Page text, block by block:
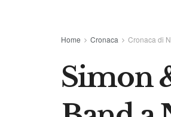
Home Cronaca Cronaca di
Simon